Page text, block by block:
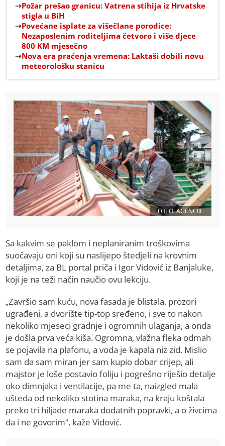
Požar prešao granicu: Vatrena stihija iz Hrvatske
stigla u BiH
Povećane isplate za višečlane porodice:
Nezaposlenim roditeljima četvoro i više djece
800 KM mjesečno
Nova era praćenja vremena: Laktaši dobili novu
meteorološku stanicu
FOTO: AGENCIJE
Sa kakvim se paklom i neplaniranim troškovima
suočavaju oni koji su naslijepo štedjeli na krovnim
detaljima, za BL portal priča i Igor Vidović iz Banjaluke,
koji je na teži način naučio ovu lekciju.
„Završio sam kuću, nova fasada je blistala, prozori
ugrađeni, a dvorište tip-top sređeno, i sve to nakon
nekoliko mjeseci gradnje i ogromnih ulaganja, a onda
je došla prva veća kiša. Ogromna, vlažna fleka odmah
se pojavila na plafonu, a voda je kapala niz zid. Mislio
sam da sam miran jer sam kupio dobar crijep, ali
majstor je loše postavio foliju i pogrešno riješio detalje
oko dimnjaka i ventilacije, pa me ta, naizgled mala
ušteda od nekoliko stotina maraka, na kraju koštala
preko tri hiljade maraka dodatnih popravki, a o živcima
da i ne govorim“, kaže Vidović.